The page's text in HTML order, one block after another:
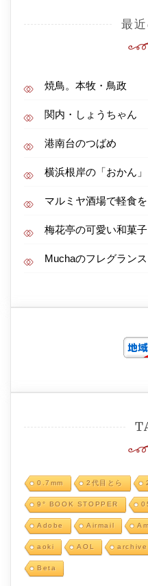
最
焼鳥。本牧・鳥政
関内・しょうちゃん
港南台のつばめ
横浜根岸の「おかん」
マルミヤ酒場で軽食を
梅花亭の可愛い和菓子
Muchaのフレグラン
0.7mm 2代目とら
9° BOOK STOPPER
Adobe Airmail
aoki AOL archive
Beta